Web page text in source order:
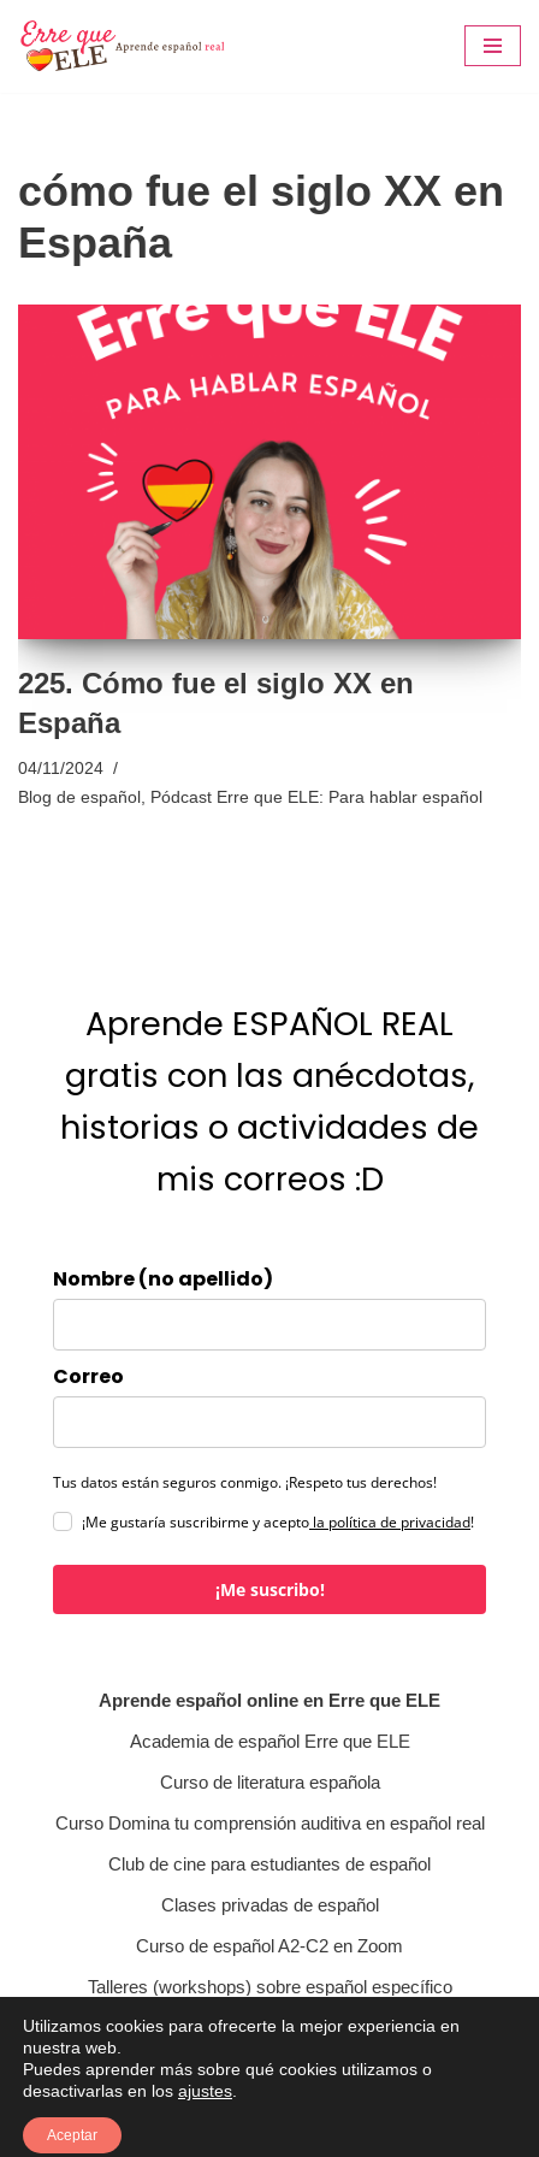
Saltar
cómo fue el siglo XX en
España
225. Cómo fue el siglo XX en
España
04/11/2024
Blog de español , Pódcast Erre que ELE: Para hablar español
Aprende ESPAÑOL REAL
gratis con las anécdotas,
historias o actividades de
mis correos :D
Nombre (no apellido)
Correo
Tus datos están seguros conmigo. ¡Respeto tus derechos!
¡Me gustaría suscribirme y acepto la política de privacidad!
¡Me suscribo!
Aprende español online en Erre que ELE
Academia de español Erre que ELE
Curso de literatura española
Curso Domina tu comprensión auditiva en español real
Club de cine para estudiantes de español
Clases privadas de español
Curso de español A2-C2 en Zoom
Talleres (workshops) sobre español específico
Curso de conversación veraniego
Política de privacidad
Política de cookies
Condiciones de contratación
Utilizamos cookies para ofrecerte la mejor experiencia en
nuestra web.
Puedes aprender más sobre qué cookies utilizamos o
desactivarlas en los ajustes
Aceptar